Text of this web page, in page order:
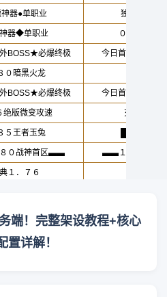
端！完整架设教程+核心
置详解！